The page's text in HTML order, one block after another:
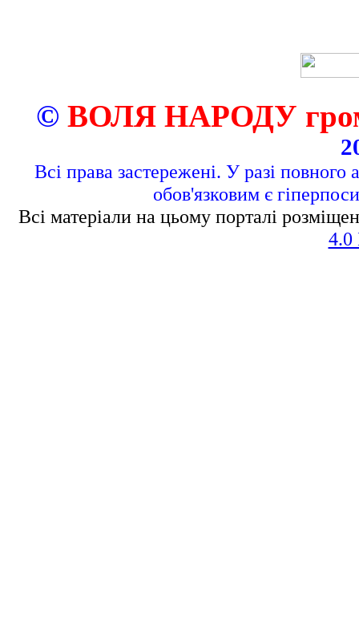
© ВОЛЯ НАРОДУ
Всі права застережені. У разі повного
обов'язковим є
Всі матеріали на цьому порталі
4.0